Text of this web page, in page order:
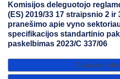
Komisijos deleguotojo
(ES) 2019/33 17 straipsnio 2
pranešimo apie vyno
specifikacijos standartinio
paskelbimas 2023/C 337/06
Atsauces